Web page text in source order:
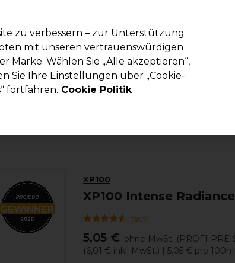
Kosmetik Herrenfriseur Inspiration Die Professional
XP100
XP100 Intense
(380)
5,05 € ohne MwSt. (PROFI-
(6,01 € inkl. MwSt.) | 5.05 € pro
zu verbessern – zur Unterstützung
mit unseren vertrauenswürdigen
Wählen Sie „Alle akzeptieren“,
Sie Ihre Einstellungen über „Cookie-
fortfahren. Cookie Politik